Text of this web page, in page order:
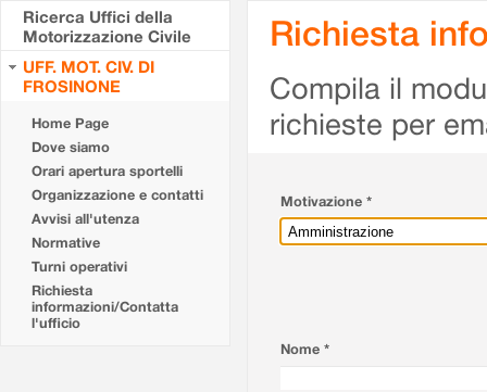
Ricerca Uffici della
Motorizzazione Civile
UFF. MOT. CIV. DI
FROSINONE
Home Page
Dove siamo
Orari apertura sportelli
Organizzazione e contatti
Avvisi all'utenza
Normative
Turni operativi
Richiesta
informazioni/Contatta
l'ufficio
Richiesta
Compila il
richieste per
Motivazione *
Nome *